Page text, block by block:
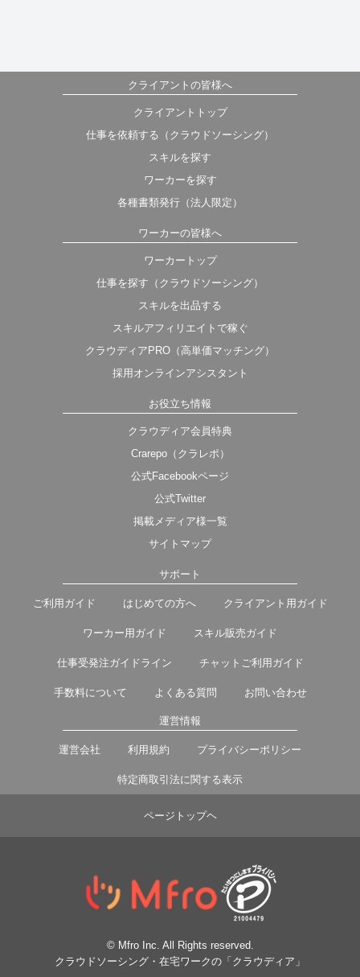
クライアントの皆様へ
クライアントトップ
仕事を依頼する（クラウドソーシング）
スキルを探す
ワーカーを探す
各種書類発行（法人限定）
ワーカーの皆様へ
ワーカートップ
仕事を探す（クラウドソーシング）
スキルを出品する
スキルアフィリエイトで稼ぐ
クラウディアPRO（高単価マッチング）
採用オンラインアシスタント
お役立ち情報
クラウディア会員特典
Crarepo（クラレポ）
公式Facebookページ
公式Twitter
掲載メディア様一覧
サイトマップ
サポート
ご利用ガイド はじめての方へ クライアント用ガイド
ワーカー用ガイド スキル販売ガイド
仕事受発注ガイドライン チャットご利用ガイド
手数料について よくある質問 お問い合わせ
運営情報
運営会社 利用規約 プライバシーポリシー
特定商取引法に関する表示
ページトップヘ
© Mfro Inc. All Rights reserved.
クラウドソーシング・在宅ワークの「クラウディア」